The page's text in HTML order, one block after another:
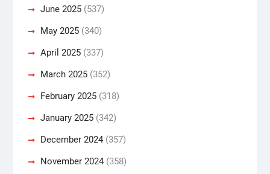
June 2025(537)
May 2025(340)
April 2025(337)
March 2025(352)
February 2025(318)
January 2025(342)
December 2024(357)
November 2024(358)